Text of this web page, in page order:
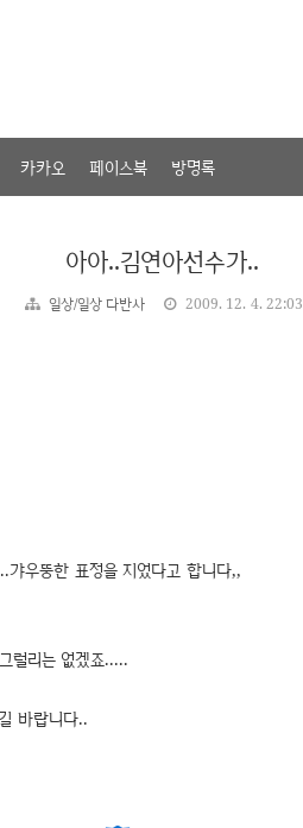
카카오 페이스북 방명록
아아..김연아선수가..
일상/일상 다반사 2009. 12. 4. 22:03
우뚱한 표정을 지었다고 합니다,,
럴리는 없겠죠.....
바랍니다..